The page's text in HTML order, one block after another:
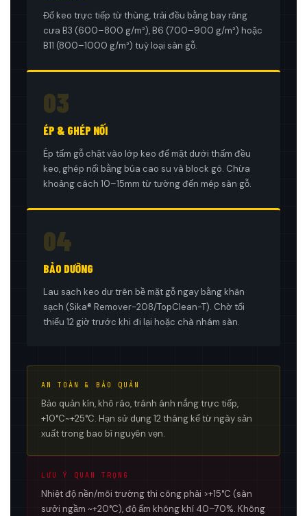
Đổ keo trực tiếp từ thùng, trải đều bằng bay răng
cưa B3 (600–800 g/m²), B6 (700–900 g/m²) hoặc
B11 (800–1000 g/m²) tuỳ loại sàn gỗ.
03
ÉP & GHÉP NỐI
Ép tấm gỗ chặt vào lớp keo để mặt dưới thấm đều
keo, ghép nối bằng búa cao su và block gõ. Chừa
khoảng cách 10–15mm từ tường đến mép sàn gỗ.
04
BẢO DƯỠNG
Lau sạch keo dư trên bề mặt gỗ ngay bằng khăn
sạch (Sika® Remover-208/TopClean-T). Chờ tối
thiểu 12 giờ trước khi đi lại hoặc chà nhám sàn.
AN TOÀN & BẢO QUẢN
Bảo quản kín, khô ráo, tránh ánh nắng trực tiếp,
+10°C~+25°C. Hạn sử dụng 12 tháng kể từ ngày sản
xuất trong bao bì nguyên vẹn.
LƯU Ý QUAN TRỌNG
Nhiệt độ nền/môi trường thi công phải >+15°C (sàn
sưởi ngầm ~+20°C), độ ẩm không khí 40–70%. Không